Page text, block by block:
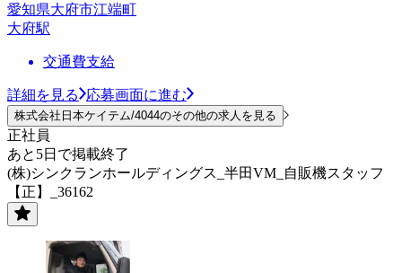
愛知県大府市江端町
大府駅
交通費支給
詳細を見る 応募画面に進む
株式会社日本ケイテム/4044のその他の求人を見る
正社員
あと5日で掲載終了
(株)シンクランホールディングス_半田VM_自販機スタッフ
【正】_36162